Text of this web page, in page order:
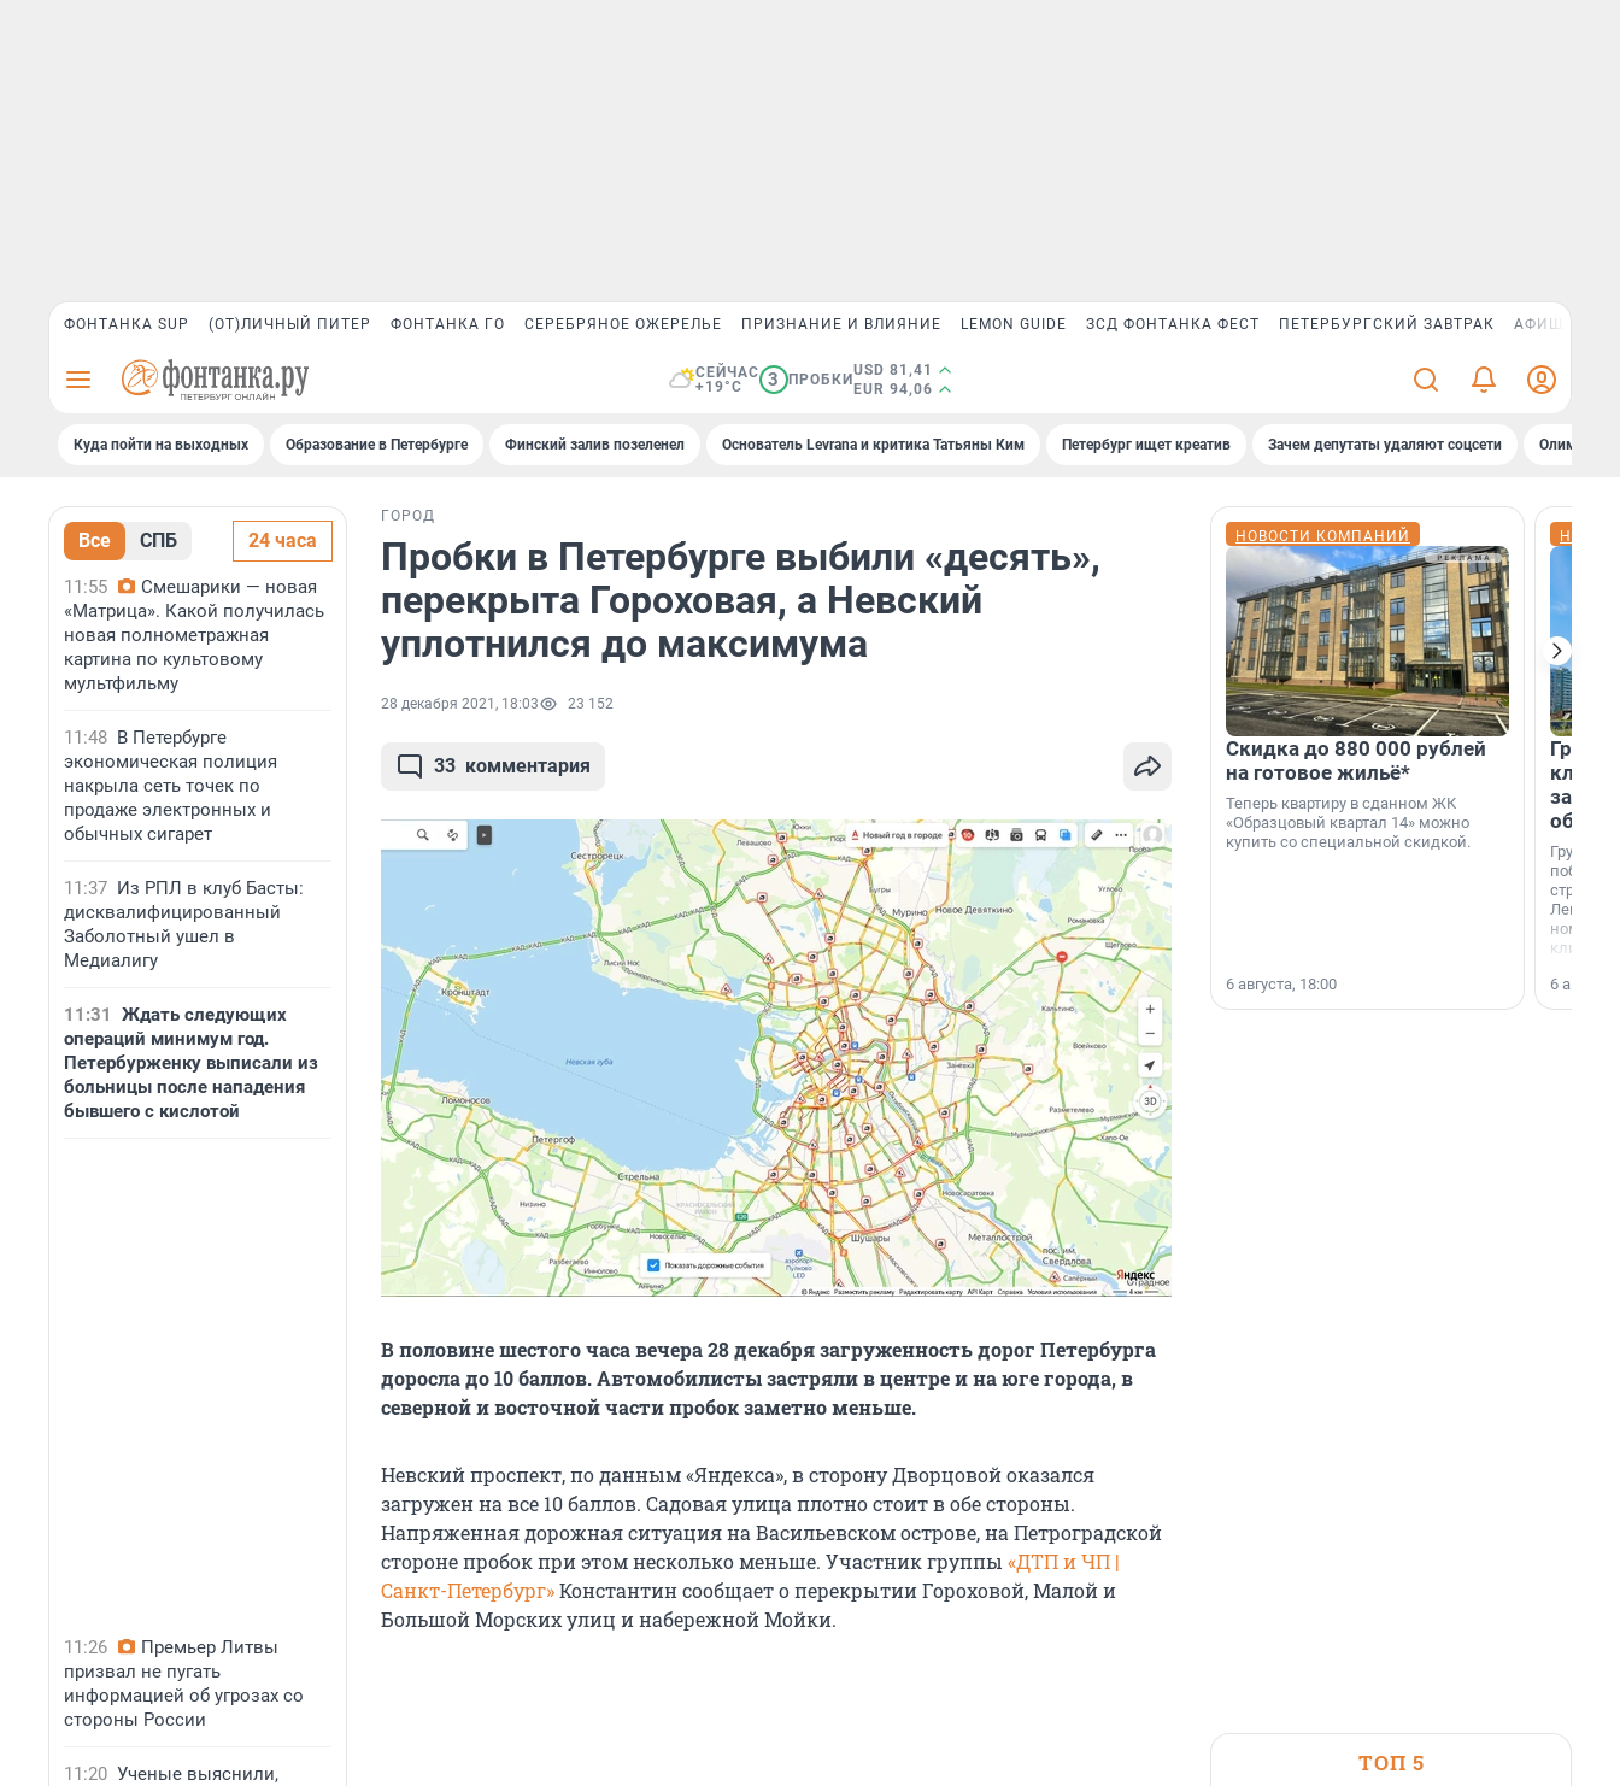
ФОНТАНКА SUP (ОТ)ЛИЧНЫЙ ПИТЕР ФОНТАНКА ГО СЕРЕБРЯНОЕ ОЖЕРЕЛЬЕ ПРИЗНАНИЕ И ВЛИЯНИЕ LEMON GUIDE ЗСД ФОНТАНКА ФЕСТ ПЕТЕРБУРГСКИЙ ЗАВТРАК АФИША PLUS
СЕЙЧАС
+19°C
3 ПРОБКИ
USD 81,41
EUR 94,06
Куда пойти на выходных Образование в Петербурге Финский залив позеленел Основатель Levrana и критика Татьяны Ким Петербург ищет креатив Зачем депутаты удаляют соцсети
Все СПБ 24 часа
11:55
Смешарики — новая
«Матрица». Какой получилась
новая полнометражная
картина по культовому
мультфильму
11:48 В Петербурге
экономическая полиция
накрыла сеть точек по
продаже электронных и
обычных сигарет
11:37 Из РПЛ в клуб Басты:
дисквалифицированный
Заболотный ушел в
Медиалигу
11:31
Ждать следующих
операций минимум год.
Петербурженку выписали из
больницы после нападения
бывшего с кислотой
11:26
Премьер Литвы
призвал не пугать
информацией об угрозах со
стороны России
11:20 Ученые выяснили,
ГОРОД
Пробки в Петербурге выбили «десять»,
перекрыта Гороховая, а Невский
уплотнился до максимума
28 декабря 2021, 18:03 23 152
33 комментария
В половине шестого часа вечера 28 декабря загруженность дорог Петербурга
доросла до 10 баллов. Автомобилисты застряли в центре и на юге города, в
северной и восточной части пробок заметно меньше.
Невский проспект, по данным «Яндекса», в сторону Дворцовой оказался
загружен на все 10 баллов. Садовая улица плотно стоит в обе стороны.
Напряженная дорожная ситуация на Васильевском острове, на Петроградской
стороне пробок при этом несколько меньше. Участник группы «ДТП и ЧП |
Санкт-Петербург»Константин сообщает о перекрытии Гороховой, Малой и
Большой Морских улиц и набережной Мойки.
НОВОСТИ КОМПАНИЙ
Скидка до 880 000 рублей
на готовое жильё*
Теперь квартиру в сданном ЖК
«Образцовый квартал 14» можно
купить со специальной скидкой.
6 августа, 18:00
Группа
области».
6
ТОП 5